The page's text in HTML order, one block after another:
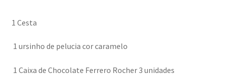
era:
é:
1 Cesta
1 ursinho de pelucia cor caramelo
1 Caixa de Chocolate Ferrero Rocher 3 unidades